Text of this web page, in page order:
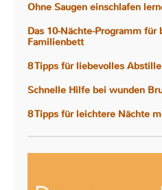
Ohne Saugen einschlafen
Das 10-Nächte-Programm für
Familienbett
8 Tipps für liebevolles
Schnelle Hilfe bei wunden
8 Tipps für leichtere Nächte